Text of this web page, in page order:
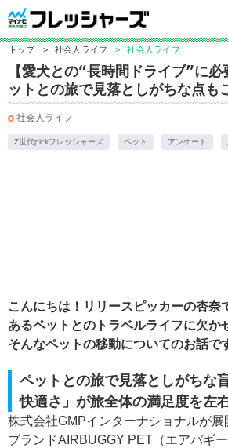
トップ > 社会人ライフ > 社会人ライフ
【愛犬との“長時間ドライブ”に
ットとの旅で見落としがちな点も
社会人ライフ
Z世代pickフレッシャーズ ペット アンケート
こんにちは！リリースピッカーの杏奈
あるペットとのトラベルライフに欠か
そんなペットの移動についてのお話で
ペットとの旅で見落としがちな
快適さ」が旅全体の満足度を左
株式会社GMPインターナショナルが展
ブランドAIRBUGGY PET（エアバギ